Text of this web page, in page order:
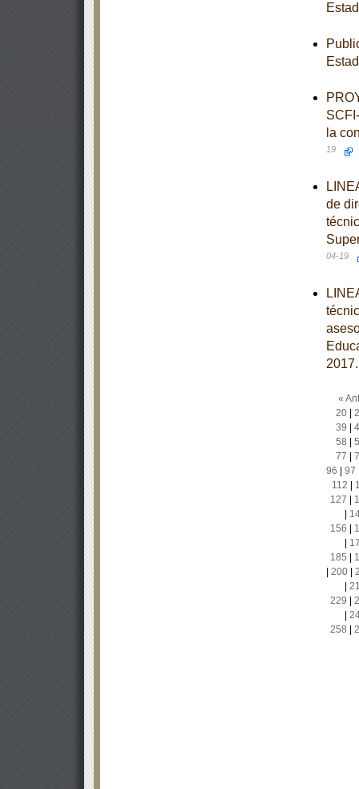
la
19
de
04-19
«
20|
39
58
77
96
97
112
127
156
185
200|
229
258